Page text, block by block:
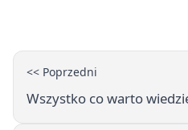
<< Poprzedni
Wszystko co warto